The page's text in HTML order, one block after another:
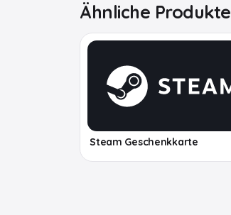
Ähnliche Produkte
Steam Geschenkkarte